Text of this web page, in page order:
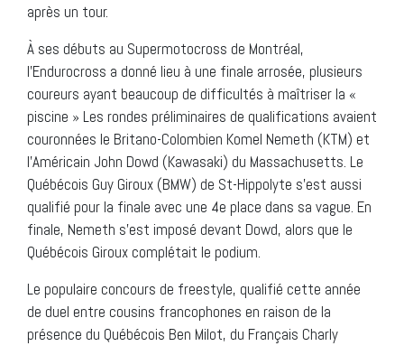
après un tour.
À ses débuts au Supermotocross de Montréal,
l’Endurocross a donné lieu à une finale arrosée, plusieurs
coureurs ayant beaucoup de difficultés à maîtriser la «
piscine » Les rondes préliminaires de qualifications avaient
couronnées le Britano-Colombien Komel Nemeth (KTM) et
l’Américain John Dowd (Kawasaki) du Massachusetts. Le
Québécois Guy Giroux (BMW) de St-Hippolyte s’est aussi
qualifié pour la finale avec une 4e place dans sa vague. En
finale, Nemeth s’est imposé devant Dowd, alors que le
Québécois Giroux complétait le podium.
Le populaire concours de freestyle, qualifié cette année
de duel entre cousins francophones en raison de la
présence du Québécois Ben Milot, du Français Charly